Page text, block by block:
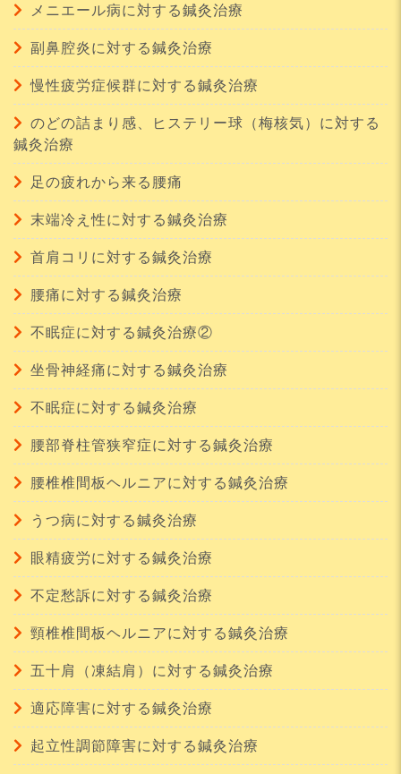
メニエール病に対する鍼灸治療
副鼻腔炎に対する鍼灸治療
慢性疲労症候群に対する鍼灸治療
のどの詰まり感、ヒステリー球（梅核気）に対する
鍼灸治療
足の疲れから来る腰痛
末端冷え性に対する鍼灸治療
首肩コリに対する鍼灸治療
腰痛に対する鍼灸治療
不眠症に対する鍼灸治療②
坐骨神経痛に対する鍼灸治療
不眠症に対する鍼灸治療
腰部脊柱管狭窄症に対する鍼灸治療
腰椎椎間板ヘルニアに対する鍼灸治療
うつ病に対する鍼灸治療
眼精疲労に対する鍼灸治療
不定愁訴に対する鍼灸治療
頸椎椎間板ヘルニアに対する鍼灸治療
五十肩（凍結肩）に対する鍼灸治療
適応障害に対する鍼灸治療
起立性調節障害に対する鍼灸治療